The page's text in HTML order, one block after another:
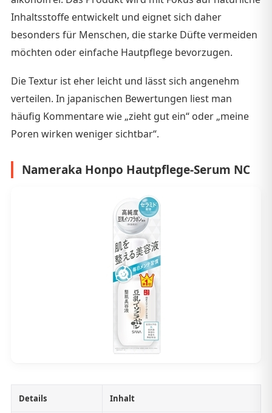
Inhaltsstoffe entwickelt und eignet sich daher
besonders für Menschen, die starke Düfte vermeiden
möchten oder einfache Hautpflege bevorzugen.
Die Textur ist eher leicht und lässt sich angenehm
verteilen. In japanischen Bewertungen liest man
häufig Kommentare wie „zieht gut ein“ oder „meine
Poren wirken weniger sichtbar“.
Nameraka Honpo Hautpflege-Serum NC
Details Inhalt